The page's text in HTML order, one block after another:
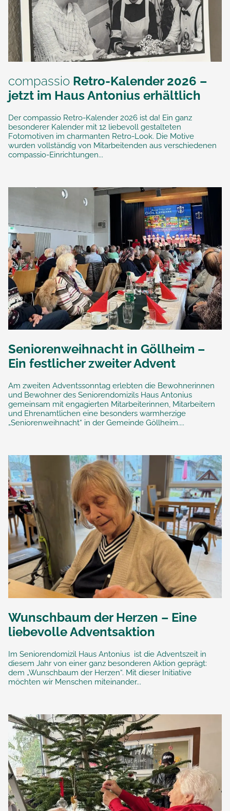
compassio Retro-Kalender 2026 –
jetzt im Haus Antonius erhältlich
Der compassio Retro-Kalender 2026 ist da! Ein ganz
besonderer Kalender mit 12 liebevoll gestalteten
Fotomotiven im charmanten Retro-Look. Die Motive
wurden vollständig von Mitarbeitenden aus verschiedenen
compassio-Einrichtungen...
Seniorenweihnacht in Göllheim –
Ein festlicher zweiter Advent
Am zweiten Adventssonntag erlebten die Bewohnerinnen
und Bewohner des Seniorendomizils Haus Antonius
gemeinsam mit engagierten Mitarbeiterinnen, Mitarbeitern
und Ehrenamtlichen eine besonders warmherzige
„Seniorenweihnacht“ in der Gemeinde Göllheim....
Wunschbaum der Herzen – Eine
liebevolle Adventsaktion
Im Seniorendomizil Haus Antonius ist die Adventszeit in
diesem Jahr von einer ganz besonderen Aktion geprägt:
dem „Wunschbaum der Herzen“. Mit dieser Initiative
möchten wir Menschen miteinander...